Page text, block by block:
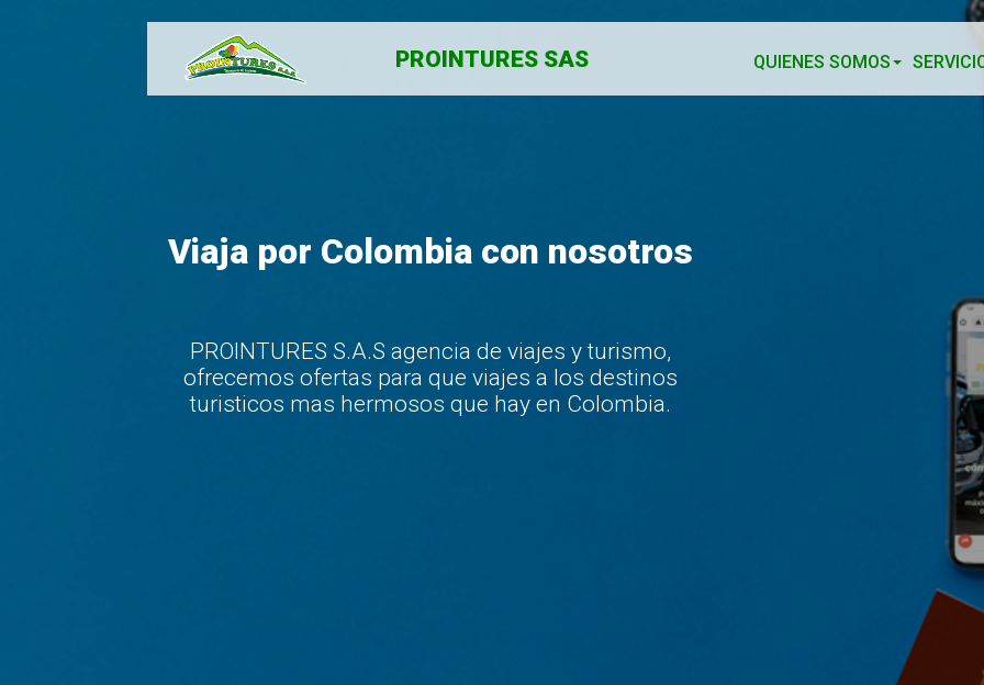
Viaja por Colombia con nosotros
PROINTURES S.A.S agencia de viajes y turismo,
ofrecemos ofertas para que viajes a los destinos
turisticos mas hermosos que hay en Colombia.
PROINTURES SAS QUIENES SOMOS